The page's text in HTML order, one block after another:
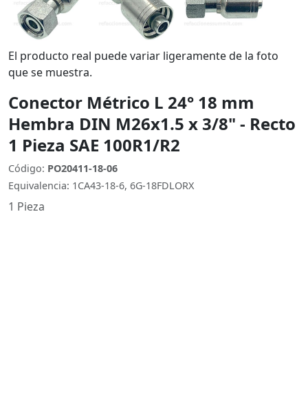
El producto real puede variar ligeramente de la foto
que se muestra.
Conector Métrico L 24° 18 mm
Hembra DIN M26x1.5 x 3/8" - Recto
1 Pieza SAE 100R1/R2
Código: PO20411-18-06
Equivalencia: 1CA43-18-6, 6G-18FDLORX
1 Pieza